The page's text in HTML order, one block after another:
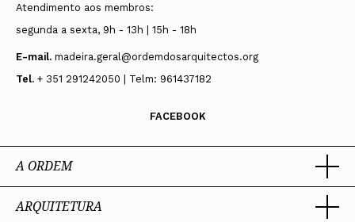
Atendimento aos membros:
segunda a sexta, 9h - 13h | 15h - 18h
E-mail. madeira.geral@ordemdosarquitectos.org
Tel. + 351 291242050 | Telm: 961437182
FACEBOOK
A ORDEM
Ordem dos Arquitectos
ARQUITETURA